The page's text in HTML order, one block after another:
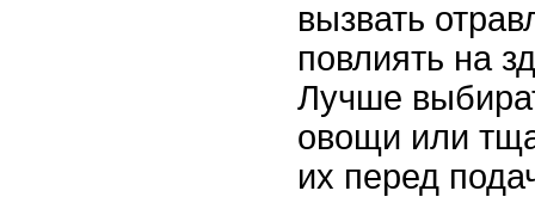
вызвать
повлиять на
Лучше
овощи или
их перед